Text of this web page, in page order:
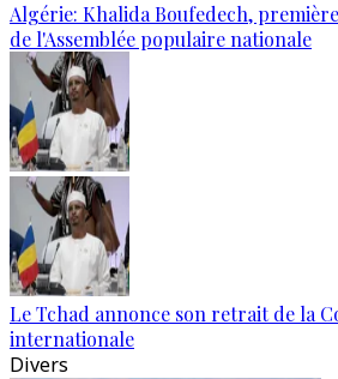
Algérie: Khalida Boufedech,
de l'Assemblée populaire nationale
Le Tchad annonce son retrait de la
internationale
Divers